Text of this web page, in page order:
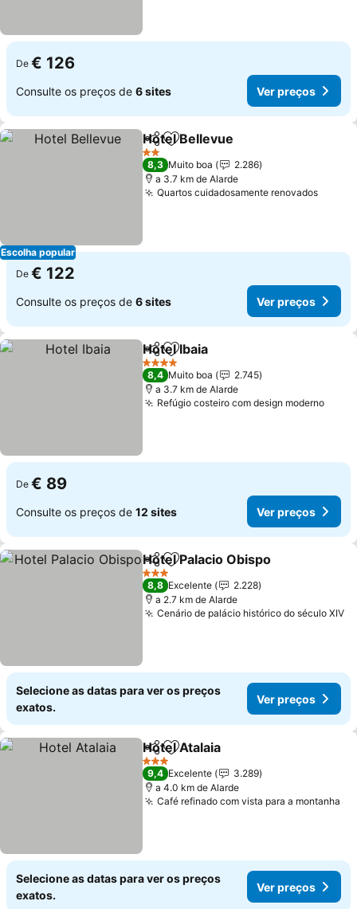
De € 126
Consulte os preços de 6 sites Ver preços
Escolha popular
PartilharAdicionar aos favoritos
Hotel Bellevue
2 Estrelas
8,3 Muito boa
2.286
a 3.7 km de Alarde
Quartos cuidadosamente renovadosVer
De € 122
Consulte os preços de 6 sites Ver preços
PartilharAdicionar aos favoritos
Hotel Ibaia
4 Estrelas
8,4 Muito boa
2.745
a 3.7 km de Alarde
Refúgio costeiro com design modernoVer
De € 89
Consulte os preços de 12 sites Ver preços
PartilharAdicionar aos favoritos
Hotel Palacio Obispo
3 Estrelas
8,8 Excelente
2.228
a 2.7 km de Alarde
Cenário de palácio histórico do século XIV
Selecione as datas para ver os preços
exatos.
Ver preços
PartilharAdicionar aos favoritos
Hotel Atalaia
3 Estrelas
9,4 Excelente
3.289
a 4.0 km de Alarde
Café refinado com vista para a montanha
Selecione as datas para ver os preços
exatos.
Ver preços